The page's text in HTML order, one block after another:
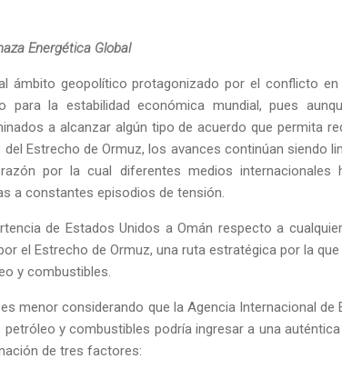
Energética Global
ámbito geopolítico protagonizado por el conflicto en
la estabilidad económica mundial, pues
a alcanzar algún tipo de acuerdo que permita
Estrecho de Ormuz, los avances continúan siendo
por la cual diferentes medios internacionales
a constantes episodios de tensión.
de Estados Unidos a Omán respecto a
el Estrecho de Ormuz, una ruta estratégica por la
y combustibles.
menor considerando que la Agencia Internacional de
y combustibles podría ingresar a una auténtica
de tres factores: